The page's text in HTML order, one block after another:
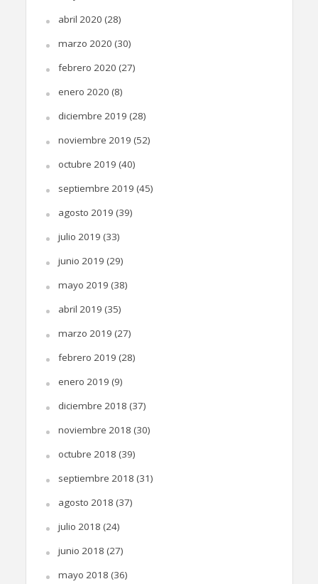
abril 2020 (28)
marzo 2020 (30)
febrero 2020 (27)
enero 2020 (8)
diciembre 2019 (28)
noviembre 2019 (52)
octubre 2019 (40)
septiembre 2019 (45)
agosto 2019 (39)
julio 2019 (33)
junio 2019 (29)
mayo 2019 (38)
abril 2019 (35)
marzo 2019 (27)
febrero 2019 (28)
enero 2019 (9)
diciembre 2018 (37)
noviembre 2018 (30)
octubre 2018 (39)
septiembre 2018 (31)
agosto 2018 (37)
julio 2018 (24)
junio 2018 (27)
mayo 2018 (36)